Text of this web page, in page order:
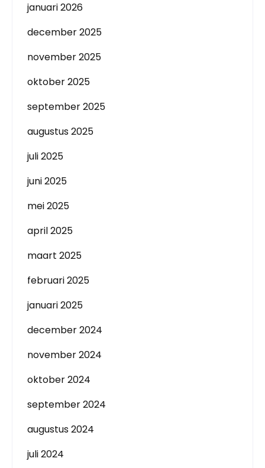
januari 2026
december 2025
november 2025
oktober 2025
september 2025
augustus 2025
juli 2025
juni 2025
mei 2025
april 2025
maart 2025
februari 2025
januari 2025
december 2024
november 2024
oktober 2024
september 2024
augustus 2024
juli 2024